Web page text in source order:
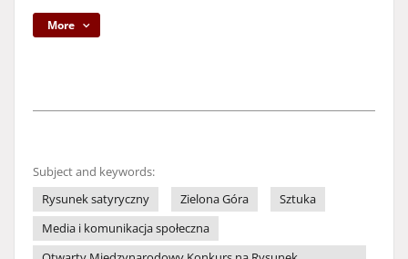
More
Subject and keywords:
Rysunek satyryczny
Zielona Góra
Sztuka
Media i komunikacja społeczna